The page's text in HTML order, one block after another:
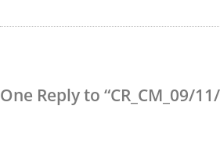
One Reply to “CR_CM_09/